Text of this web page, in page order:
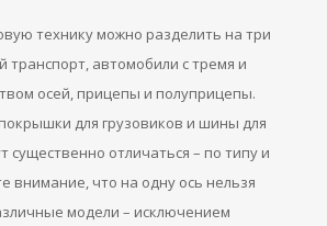
технику можно разделить на три
транспорт, автомобили с тремя и
осей, прицепы и полуприцепы.
для грузовиков и шины для
существенно отличаться – по типу и
внимание, что на одну ось нельзя
модели – исключением